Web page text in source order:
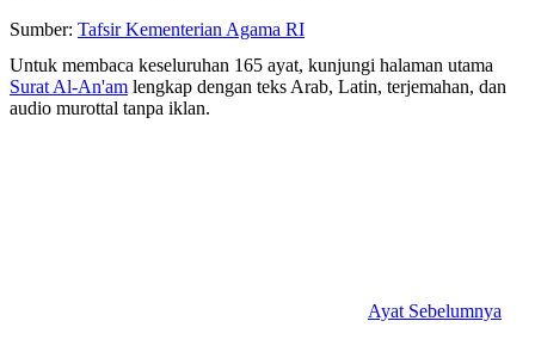
Sumber: Tafsir Kementerian Agama RI
Untuk membaca keseluruhan 165 ayat, kunjungi halaman utama
Surat Al-An'am lengkap dengan teks Arab, Latin, terjemahan, dan
audio murottal tanpa iklan.
Ayat Sebelumnya